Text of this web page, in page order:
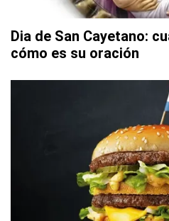
Dia de San Cayetano:
cómo es su oración